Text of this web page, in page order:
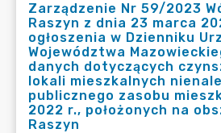
Zarządzenie Nr 59/2023
Raszyn z dnia 23 marca
ogłoszenia w Dzienniku
Województwa
danych dotyczących
lokali mieszkalnych
publicznego zasobu
2022 r., położonych na
Raszyn